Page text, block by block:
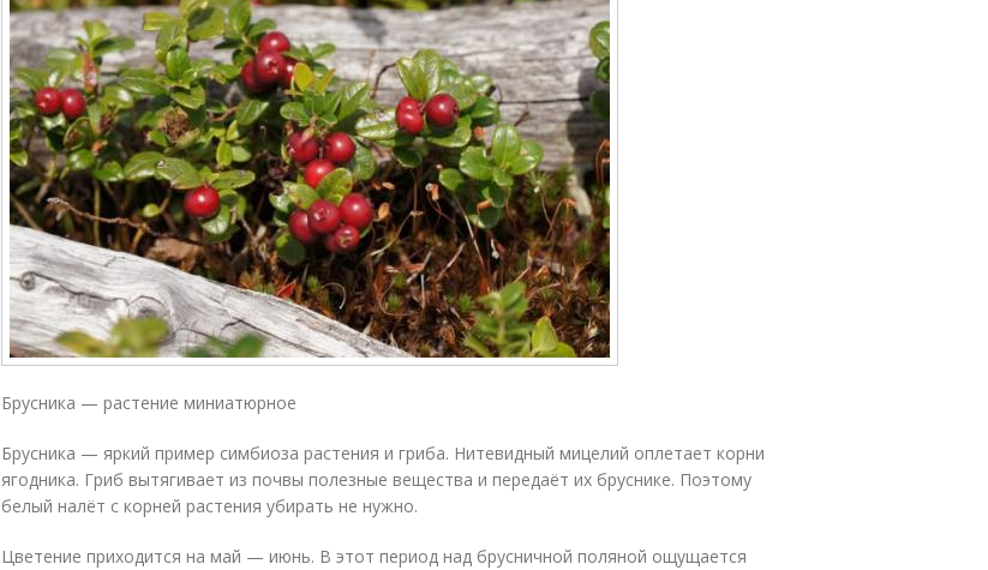
Брусника — растение миниатюрное
Брусника — яркий пример симбиоза растения и гриба. Нитевидный мицелий оплетает корни
ягодника. Гриб вытягивает из почвы полезные вещества и передаёт их бруснике. Поэтому
белый налёт с корней растения убирать не нужно.
Цветение приходится на май — июнь. В этот период над брусничной поляной ощущается